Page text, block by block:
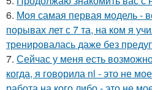
6. Моя самая первая модель -
порывах лет с 7 та, на ком я
тренировалась даже без
7. Сейчас у меня есть
когда, я говорила nl - это не